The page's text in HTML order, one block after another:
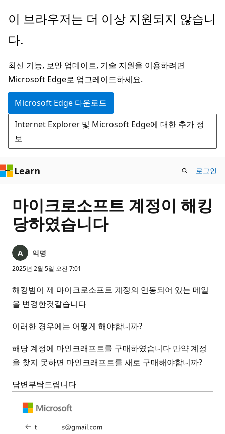
주
콘
츠
로
건
너
뛰
기
이 브라우저는 더 이상 지원되지 않습니
다.
최신 기능, 보안 업데이트, 기술 지원을 이용하려면
Microsoft Edge로 업그레이드하세요.
Microsoft Edge 다운로드
Internet Explorer 및 Microsoft Edge에 대한 추가 정
보
Learn 로그인
마이크로소프트 계정이 해킹
당하였습니다
익명
2025년 2월 5일 오전 7:01
해킹범이 제 마이크로소프트 계정의 연동되어 있는 메일
을 변경한것같습니다
이러한 경우에는 어떻게 해야합니까?
해당 계정에 마인크래프트를 구매하였습니다 만약 계정
을 찾지 못하면 마인크래프트를 새로 구매해야합니까?
답변부탁드립니다